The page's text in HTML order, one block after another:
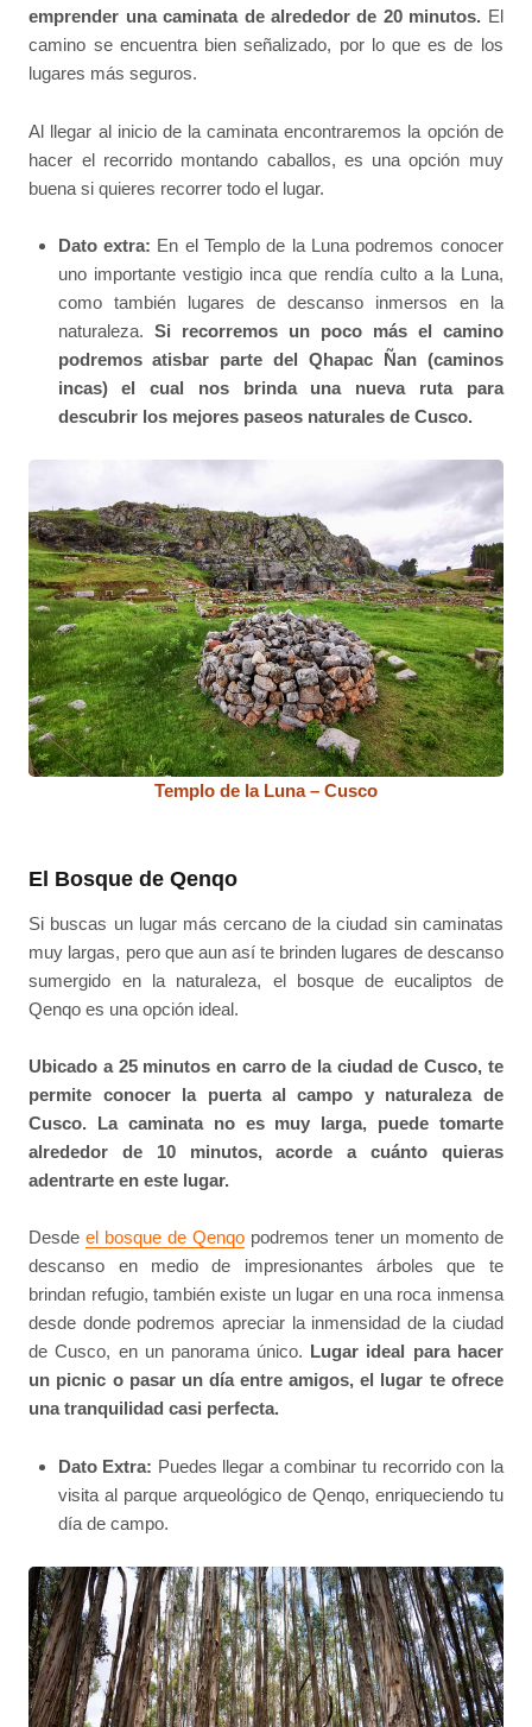
emprender una caminata de alrededor de 20 minutos. El
camino se encuentra bien señalizado, por lo que es de los
lugares más seguros.
Al llegar al inicio de la caminata encontraremos la opción de
hacer el recorrido montando caballos, es una opción muy
buena si quieres recorrer todo el lugar.
Dato extra: En el Templo de la Luna podremos conocer
uno importante vestigio inca que rendía culto a la Luna,
como también lugares de descanso inmersos en la
naturaleza. Si recorremos un poco más el camino
podremos atisbar parte del Qhapac Ñan (caminos
incas) el cual nos brinda una nueva ruta para
descubrir los mejores paseos naturales de Cusco.
Templo de la Luna – Cusco
El Bosque de Qenqo
Si buscas un lugar más cercano de la ciudad sin caminatas
muy largas, pero que aun así te brinden lugares de descanso
sumergido en la naturaleza, el bosque de eucaliptos de
Qenqo es una opción ideal.
Ubicado a 25 minutos en carro de la ciudad de Cusco, te
permite conocer la puerta al campo y naturaleza de
Cusco. La caminata no es muy larga, puede tomarte
alrededor de 10 minutos, acorde a cuánto quieras
adentrarte en este lugar.
Desdeel bosque de Qenqo podremos tener un momento de
descanso en medio de impresionantes árboles que te
brindan refugio, también existe un lugar en una roca inmensa
desde donde podremos apreciar la inmensidad de la ciudad
de Cusco, en un panorama único. Lugar ideal para hacer
un picnic o pasar un día entre amigos, el lugar te ofrece
una tranquilidad casi perfecta.
Dato Extra: Puedes llegar a combinar tu recorrido con la
visita al parque arqueológico de Qenqo, enriqueciendo tu
día de campo.